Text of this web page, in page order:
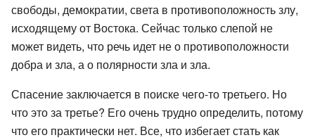
свободы, демократии, света в противоположность злу,
исходящему от Востока. Сейчас только слепой не
может видеть, что речь идет не о противоположности
добра и зла, а о полярности зла и зла.
Спасение заключается в поиске чего-то третьего. Но
что это за третье? Его очень трудно определить, потому
что его практически нет. Все, что избегает стать как